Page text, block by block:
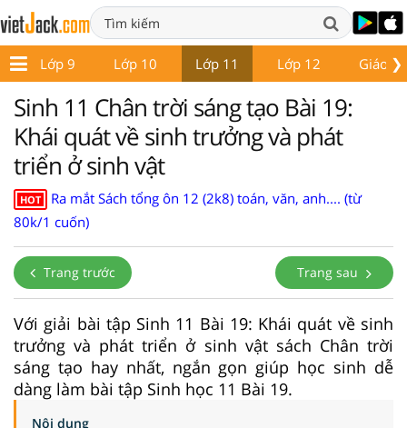
❯
Lớp 9 Lớp 10 Lớp 11 Lớp 12 Giáo
Sinh 11 Chân trời sáng tạo Bài 19:
Khái quát về sinh trưởng và phát
triển ở sinh vật
HOT
Ra mắt Sách tổng ôn 12 (2k8) toán, văn, anh.... (từ
80k/1 cuốn)
Trang trước Trang sau
Với giải bài tập Sinh 11 Bài 19: Khái quát về sinh
trưởng và phát triển ở sinh vật sách Chân trời
sáng tạo hay nhất, ngắn gọn giúp học sinh dễ
dàng làm bài tập Sinh học 11 Bài 19.
Nội dung